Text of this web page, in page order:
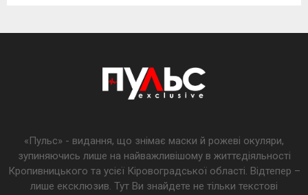
«Пульс» - видання, що знімає маски й рожеві окуляри,
зупиняючись лише на найважливішому в життєдіяльності
Кропивницького та усієї Кіровоградської області. Відтепер –
лише ексклюзив. Тут Ви знайдете не тільки текстові